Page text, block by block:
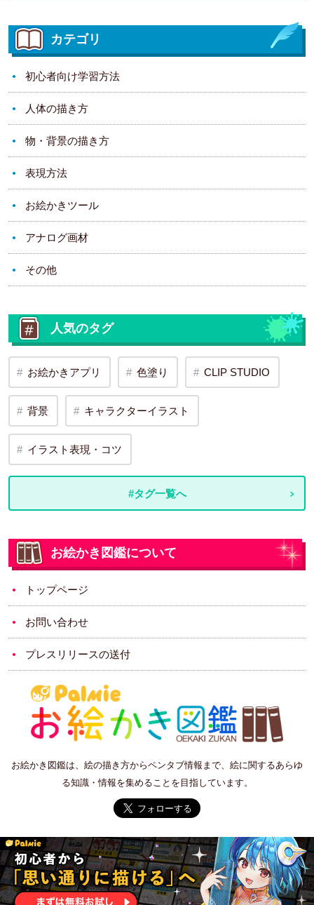
カテゴリ
初心者向け学習方法
人体の描き方
物・背景の描き方
表現方法
お絵かきツール
アナログ画材
その他
人気のタグ
お絵かきアプリ 色塗り CLIP STUDIO
背景 キャラクターイラスト
イラスト表現・コツ
#タグ一覧へ
お絵かき図鑑について
トップページ
お問い合わせ
プレスリリースの送付
お絵かき図鑑は、絵の描き方からペンタブ情報まで、絵に関するあらゆ
る知識・情報を集めることを目指しています。